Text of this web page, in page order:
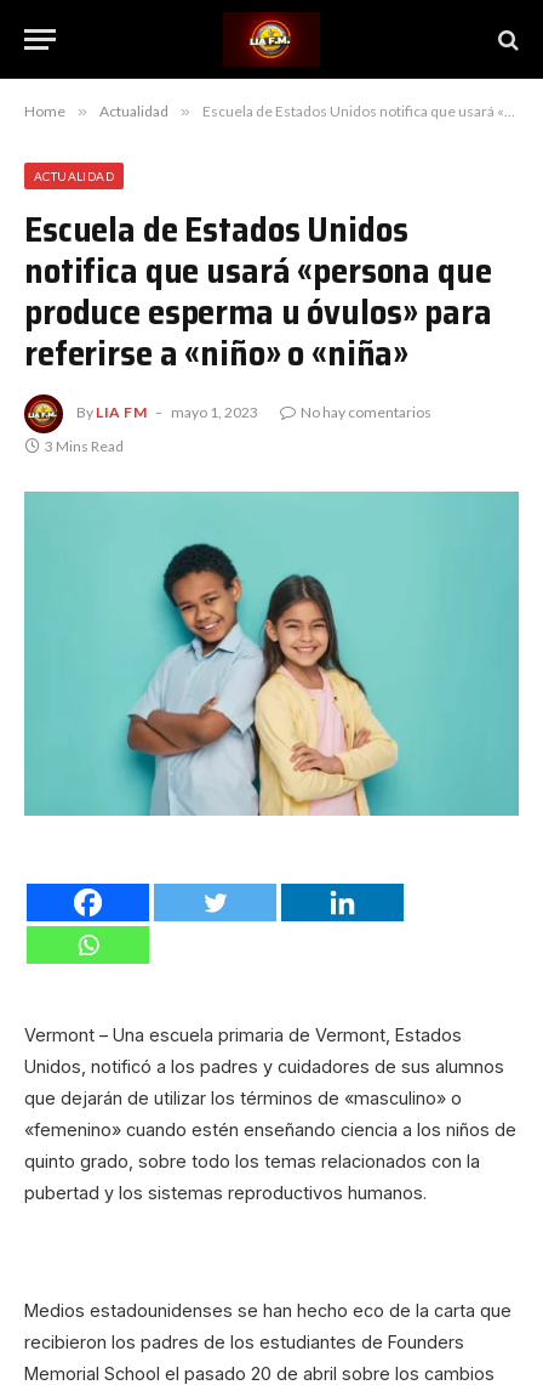
Home » Actualidad » Escuela de Estados Unidos notifica que usará «persona que produce esperma u óvulos» para referirse a «niño» o «niña»
ACTUALIDAD
Escuela de Estados Unidos
notifica que usará «persona que
produce esperma u óvulos» para
referirse a «niño» o «niña»
By LIA FM mayo 1, 2023
No hay comentarios
3 Mins Read
Vermont – Una escuela primaria de Vermont, Estados
Unidos, notificó a los padres y cuidadores de sus alumnos
que dejarán de utilizar los términos de «masculino» o
«femenino» cuando estén enseñando ciencia a los niños de
quinto grado, sobre todo los temas relacionados con la
pubertad y los sistemas reproductivos humanos.
Medios estadounidenses se han hecho eco de la carta que
recibieron los padres de los estudiantes de Founders
Memorial School el pasado 20 de abril sobre los cambios